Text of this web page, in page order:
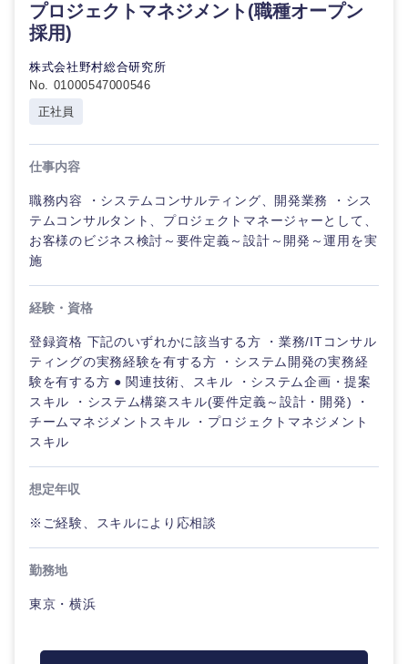
プロジェクトマネジメント(職種オープン
採用)
株式会社野村総合研究所
No. 01000547000546
正社員
仕事内容
職務内容 ・システムコンサルティング、開発業務 ・シス
テムコンサルタント、プロジェクトマネージャーとして、
お客様のビジネス検討～要件定義～設計～開発～運用を実
施
経験・資格
登録資格 下記のいずれかに該当する方 ・業務/ITコンサル
ティングの実務経験を有する方 ・システム開発の実務経
験を有する方 ● 関連技術、スキル ・システム企画・提案
スキル ・システム構築スキル(要件定義～設計・開発) ・
チームマネジメントスキル ・プロジェクトマネジメント
スキル
想定年収
※ご経験、スキルにより応相談
勤務地
東京・横浜